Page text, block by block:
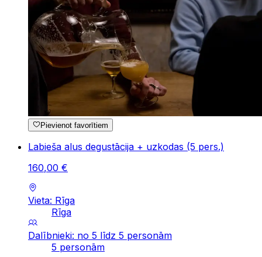
Pievienot favorītiem
Labieša alus degustācija + uzkodas (5 pers.)
160,00 €
Vieta: Rīga
Rīga
Dalībnieki: no 5 līdz 5 personām
5 personām